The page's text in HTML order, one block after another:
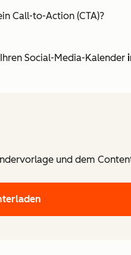
Call-to-Action (CTA)?
Social-Media-Kalender
und dem